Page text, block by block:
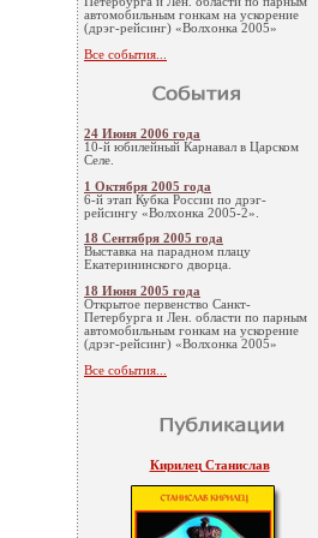
автомобильным гонкам на ускорение
(дрэг-рейсинг) «Волхонка 2005»
Все события...
24 Июня 2006 года
10-й юбилейный Карнавал в Царском
Селе.
1 Октября 2005 года
6-й этап Кубка России по дрэг-
рейсингу «Волхонка 2005-2».
18 Сентября 2005 года
Выставка на парадном плацу
Екатерининского дворца.
18 Июня 2005 года
Открытое первенство Санкт-
Петербурга и Лен. области по парным
автомобильным гонкам на ускорение
(дрэг-рейсинг) «Волхонка 2005»
Все события...
Кирилец Станислав